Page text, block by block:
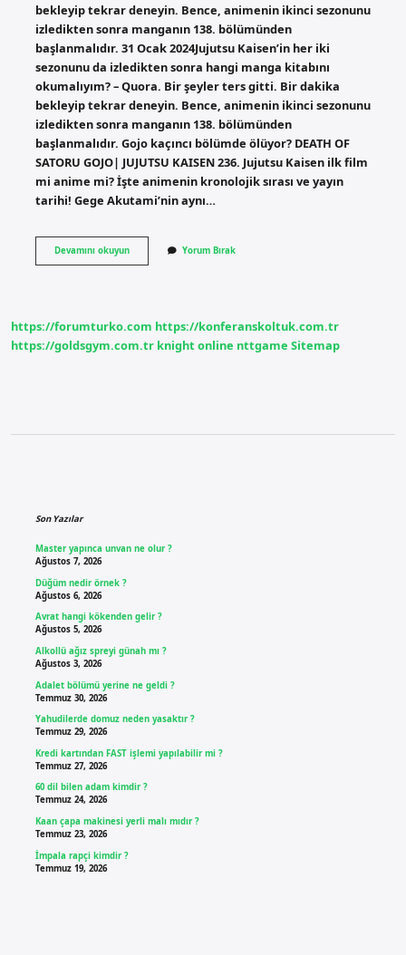
bekleyip tekrar deneyin. Bence, animenin ikinci sezonunu
izledikten sonra manganın 138. bölümünden
başlanmalıdır. 31 Ocak 2024Jujutsu Kaisen’in her iki
sezonunu da izledikten sonra hangi manga kitabını
okumalıyım? – Quora. Bir şeyler ters gitti. Bir dakika
bekleyip tekrar deneyin. Bence, animenin ikinci sezonunu
izledikten sonra manganın 138. bölümünden
başlanmalıdır. Gojo kaçıncı bölümde ölüyor? DEATH OF
SATORU GOJO| JUJUTSU KAISEN 236. Jujutsu Kaisen ilk film
mi anime mi? İşte animenin kronolojik sırası ve yayın
tarihi! Gege Akutami’nin aynı…
Devamını okuyunMangaya
Nereden
Yorum Bırak
https://forumturko.com https://konferanskoltuk.com.tr
https://goldsgym.com.tr knight online nttgame Sitemap
Son Yazılar
Master yapınca unvan ne olur ?
Ağustos 7, 2026
Düğüm nedir örnek ?
Ağustos 6, 2026
Avrat hangi kökenden gelir ?
Ağustos 5, 2026
Alkollü ağız spreyi günah mı ?
Ağustos 3, 2026
Adalet bölümü yerine ne geldi ?
Temmuz 30, 2026
Yahudilerde domuz neden yasaktır ?
Temmuz 29, 2026
Kredi kartından FAST işlemi yapılabilir mi ?
Temmuz 27, 2026
60 dil bilen adam kimdir ?
Temmuz 24, 2026
Kaan çapa makinesi yerli malı mıdır ?
Temmuz 23, 2026
İmpala rapçi kimdir ?
Temmuz 19, 2026